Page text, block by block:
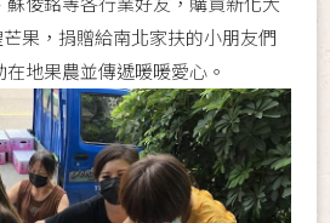
果，捐贈給南北家扶的小朋友們
地果農並傳遞暖暖愛心。